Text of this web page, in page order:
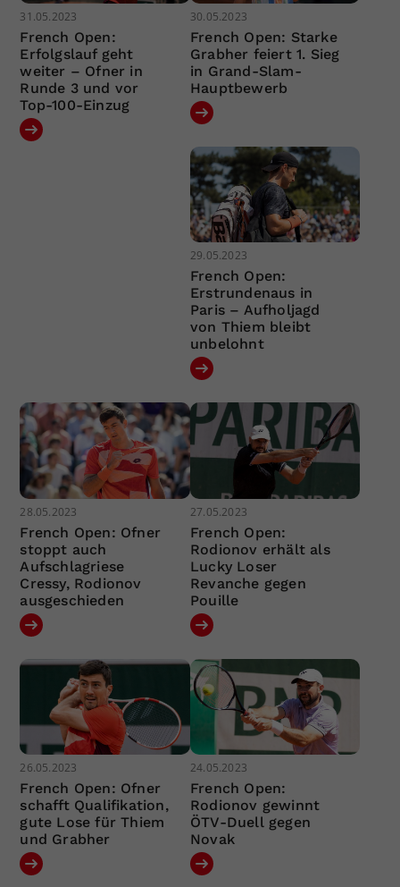
31.05.2023
French Open:
Erfolgslauf geht
weiter – Ofner in
Runde 3 und vor
Top-100-Einzug
30.05.2023
French Open: Starke
Grabher feiert 1. Sieg
in Grand-Slam-
Hauptbewerb
29.05.2023
French Open:
Erstrundenaus in
Paris – Aufholjagd
von Thiem bleibt
unbelohnt
28.05.2023
French Open: Ofner
stoppt auch
Aufschlagriese
Cressy, Rodionov
ausgeschieden
27.05.2023
French Open:
Rodionov erhält als
Lucky Loser
Revanche gegen
Pouille
26.05.2023
French Open: Ofner
schafft Qualifikation,
gute Lose für Thiem
und Grabher
24.05.2023
French Open:
Rodionov gewinnt
ÖTV-Duell gegen
Novak